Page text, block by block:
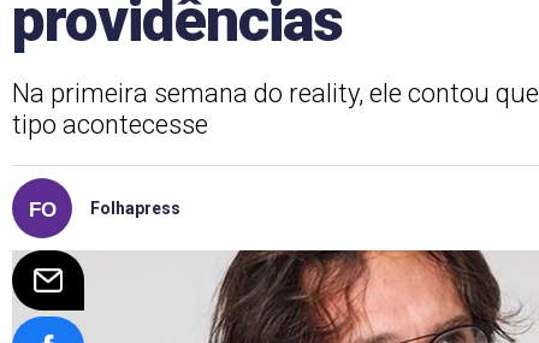
providências
Na primeira semana do reality, ele contou
tipo acontecesse
Folhapress